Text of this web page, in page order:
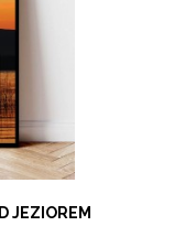
JEZIOREM